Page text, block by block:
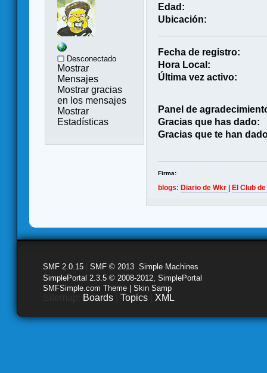
Desconectado
Mostrar
Mensajes
Mostrar gracias
en los mensajes
Mostrar
Estadísticas
Edad:
Ubicación:
Fecha de registro:
Hora Local:
Última vez activo:
Panel de
Gracias que has dado:
Gracias que te han
Firma:
blogs:Diario de Wkr |El Club
SMF 2.0.15 SMF © 2013 Simple Machines
SimplePortal 2.3.5 © 2008-2012, SimplePortal
SMFSimple.com Theme | Skin Samp
Boards Topics XML